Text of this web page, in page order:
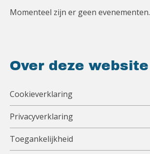
Momenteel zijn er geen evenementen.
Over deze website
Cookieverklaring
Privacyverklaring
Toegankelijkheid